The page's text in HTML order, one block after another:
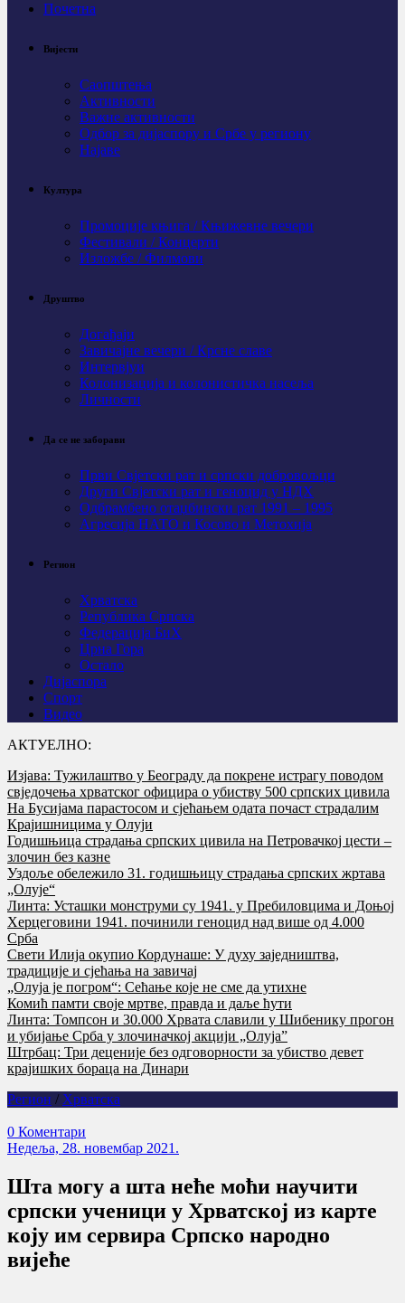
Почетна
Вијести
Саопштења
Активности
Важне активности
Одбор за дијаспору и Србе у региону
Најаве
Култура
Промоције књига / Књижевне вечери
Фестивали / Концерти
Изложбе / Филмови
Друштво
Догађаји
Завичајне вечери / Крсне славе
Интервјуи
Колонизација и колонистичка насеља
Личности
Да се не заборави
Први Свјeтски рат и српски добровољци
Други Свјетски рат и геноцид у НДХ
Одбрамбено отаџбински рат 1991 – 1995
Агресија НАТО и Косово и Метохија
Регион
Хрватска
Република Српска
Федерација БиХ
Црна Гора
Остало
Дијаспора
Спорт
Видео
АКТУЕЛНО:
Изјава: Тужилаштво у Београду да покрене истрагу поводом
свједочења хрватског официра о убиству 500 српских цивила
На Бусијама парастосом и сјећањем одата почаст страдалим
Крајишницима у Олуји
Годишњица страдања српских цивила на Петровачкој цести –
злочин без казне
Уздоље обележило 31. годишњицу страдања српских жртава
„Олује“
Линта: Усташки монструми су 1941. у Пребиловцима и Доњој
Херцеговини 1941. починили геноцид над више од 4.000
Срба
Свети Илија окупио Кордунаше: У духу заједништва,
традиције и сјећања на завичај
„Олуја је погром“: Сећање које не сме да утихне
Комић памти своје мртве, правда и даље ћути
Линта: Томпсон и 30.000 Хрвата славили у Шибенику прогон
и убијање Срба у злочиначкој акцији „Олуја”
Штрбац: Три деценије без одговорности за убиство девет
крајишких бораца на Динари
Регион / Хрватска
0 Коментари
Недеља, 28. новембар 2021.
Шта могу а шта неће моћи научити
српски ученици у Хрватској из карте
коју им сервира Српскo нaрoднo
виjeћe